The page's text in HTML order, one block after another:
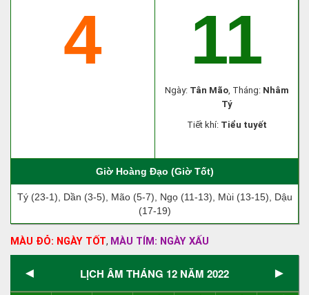
4 11
Ngày: Tân Mão, Tháng: Nhâm
Tý
Tiết khí: Tiểu tuyết
Giờ Hoàng Đạo (Giờ Tốt)
Tý (23-1), Dần (3-5), Mão (5-7), Ngọ (11-13), Mùi (13-15), Dậu
(17-19)
MÀU ĐỎ: NGÀY TỐT, MÀU TÍM: NGÀY XẤU
◄ LỊCH ÂM THÁNG 12 NĂM 2022 ►